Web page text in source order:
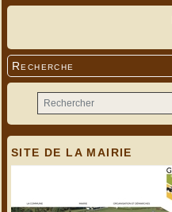
Recherche
SITE DE LA MAIRIE